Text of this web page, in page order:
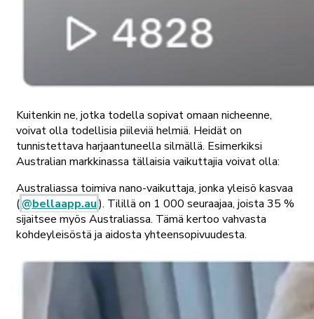
Kuitenkin ne, jotka todella sopivat omaan nicheenne,
voivat olla todellisia piileviä helmiä. Heidät on
tunnistettava harjaantuneella silmällä. Esimerkiksi
Australian markkinassa tällaisia vaikuttajia voivat olla:
Australiassa toimiva nano-vaikuttaja, jonka yleisö kasvaa
(@bellaapp.au). Tilillä on 1 000 seuraajaa, joista 35 %
sijaitsee myös Australiassa. Tämä kertoo vahvasta
kohdeyleisöstä ja aidosta yhteensopivuudesta.